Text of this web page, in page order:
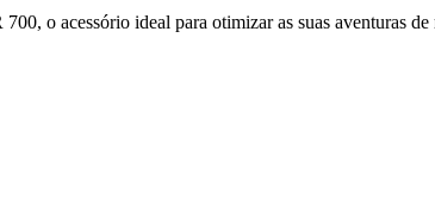
o acessório ideal para otimizar as suas aventuras de